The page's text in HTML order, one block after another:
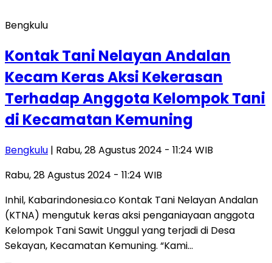
Bengkulu
Kontak Tani Nelayan Andalan
Kecam Keras Aksi Kekerasan
Terhadap Anggota Kelompok Tani
di Kecamatan Kemuning
Bengkulu | Rabu, 28 Agustus 2024 - 11:24 WIB
Rabu, 28 Agustus 2024 - 11:24 WIB
Inhil, Kabarindonesia.co Kontak Tani Nelayan Andalan
(KTNA) mengutuk keras aksi penganiayaan anggota
Kelompok Tani Sawit Unggul yang terjadi di Desa
Sekayan, Kecamatan Kemuning. “Kami…